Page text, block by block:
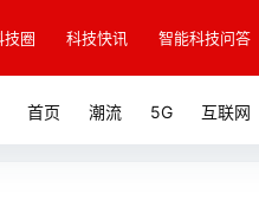
技圈 科技快讯 智能科技问答
首页 潮流 5G 互联网